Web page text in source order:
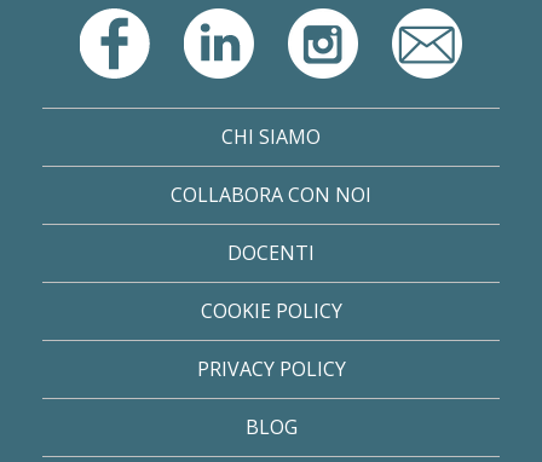
CHI SIAMO
COLLABORA CON NOI
DOCENTI
COOKIE POLICY
PRIVACY POLICY
BLOG